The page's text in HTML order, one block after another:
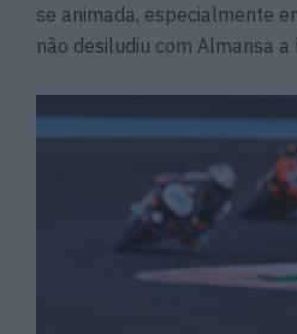
se animada, especialmente
não desiludiu com Almansa